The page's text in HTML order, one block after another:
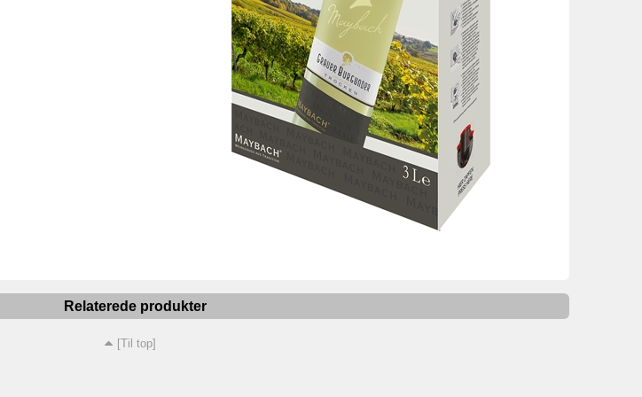
Relaterede produkter
[Til top]